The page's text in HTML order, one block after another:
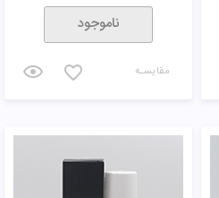
ناموجود
مقایسـه